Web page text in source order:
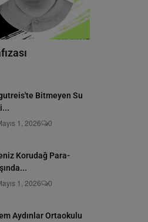
Bitmeyen Su
1, 2026 0
Korudağ Para-
1, 2026 0
Aydınlar Ortaokulu